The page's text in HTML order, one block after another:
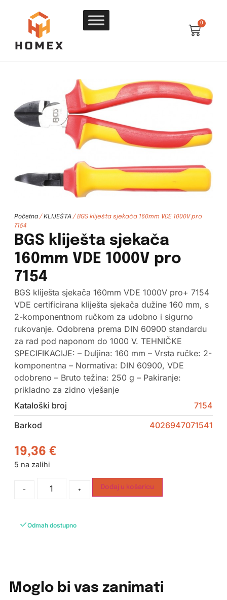
0
Početna/ KLIJEŠTA/ BGS kliješta sjekača 160mm VDE 1000V pro
7154
BGS kliješta sjekača
160mm VDE 1000V pro
7154
BGS kliješta sjekača 160mm VDE 1000V pro+ 7154
VDE certificirana kliješta sjekača dužine 160 mm, s
2-komponentnom ručkom za udobno i sigurno
rukovanje. Odobrena prema DIN 60900 standardu
za rad pod naponom do 1000 V. TEHNIČKE
SPECIFIKACIJE: – Duljina: 160 mm – Vrsta ručke: 2-
komponentna – Normativa: DIN 60900, VDE
odobreno – Bruto težina: 250 g – Pakiranje:
prikladno za zidno vješanje
Kataloški broj
7154
Barkod
4026947071541
19,36 €
5 na zalihi
- + Dodaj u košaricu
Odmah dostupno
Moglo bi vas zanimati